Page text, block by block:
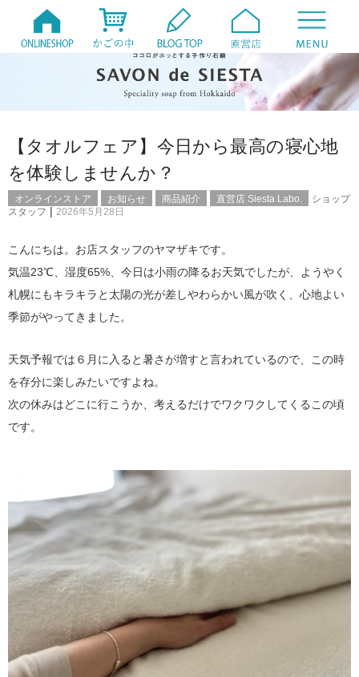
【タオルフェア】今日から最高の寝心地
を体験しませんか？
オンラインストア お知らせ 商品紹介 直営店 Siesta Labo.
ショップ
スタッフ | 2026年5月28日
こんにちは。お店スタッフのヤマザキです。
気温23℃、湿度65%、今日は小雨の降るお天気でしたが、ようやく
札幌にもキラキラと太陽の光が差しやわらかい風が吹く、心地よい
季節がやってきました。
天気予報では６月に入ると暑さが増すと言われているので、この時
を存分に楽しみたいですよね。
次の休みはどこに行こうか、考えるだけでワクワクしてくるこの頃
です。